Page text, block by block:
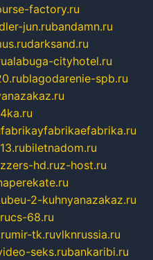
factory.ru
jun.rubandamn.ru
darksand.ru
alabuga-cityhotel.ru
blagodarenie-spb.ru
fabrikayfabrikaefabrika.ru
biletnadom.ru
hd.ruz-host.ru
2-kuhnyanazakaz.ru
cs-68.ru
mir-tk.ruvlknrussia.ru
seks.rubankaribi.ru